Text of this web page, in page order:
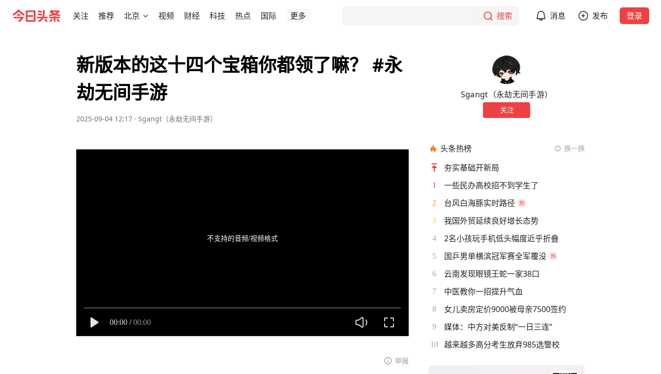
关注 推荐 北京 视频 财经 科技 热点 国际 更多 搜索 消息 发布 登录
新版本的这十四个宝箱你都领了嘛？ #永
劫无间手游
2025-09-04 12:17 · Sgangt（永劫无间手游）
不支持的音频/视频格式
00:00 / 00:00
举报
Sgangt（永劫无间手游）
关注
头条热榜 换一换
夯实基础开新局
1 一些民办高校招不到学生了
2 台风白海豚实时路径
3 我国外贸延续良好增长态势
4 2名小孩玩手机低头幅度近乎折叠
5 国乒男单横滨冠军赛全军覆没
6 云南发现眼镜王蛇一家38口
7 中医教你一招提升气血
8 女儿卖房定价9000被母亲7500签约
9 媒体：中方对美反制“一日三连”
10 越来越多高分考生放弃985选警校